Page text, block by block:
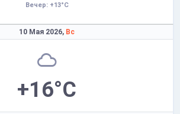
Вечер: +13°C
10 Мая 2026, Вс
+16°C